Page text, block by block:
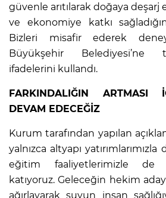
güvenle arıtılarak doğaya
ve ekonomiye katkı
Bizleri misafir ederek
Büyükşehir Belediyesi’ne
ifadelerini kullandı.
FARKINDALIĞIN ARTMASI
DEVAM EDECEĞİZ
Kurum tarafından yapılan
yalnızca altyapı
eğitim faaliyetlerimizle de
katıyoruz. Geleceğin hekim
ağırlayarak suyun insan